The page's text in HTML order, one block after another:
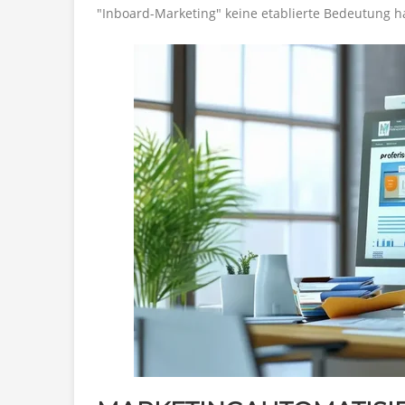
"Inboard-Marketing" keine etablierte Bedeutung